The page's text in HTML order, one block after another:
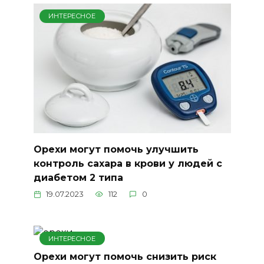
ИНТЕРЕСНОЕ
Орехи могут помочь улучшить
контроль сахара в крови у людей с
диабетом 2 типа
19.07.2023 112 0
ИНТЕРЕСНОЕ
Орехи могут помочь снизить риск